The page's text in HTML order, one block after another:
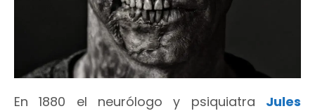
En 1880 el neurólogo y psiquiatra Jules